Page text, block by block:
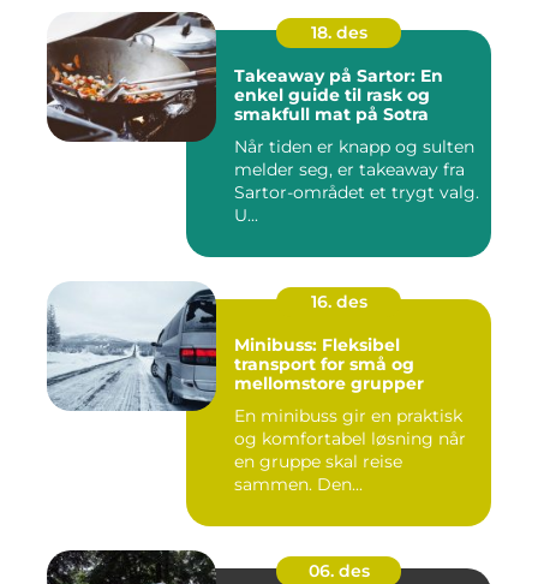
18. des
Takeaway på Sartor: En
enkel guide til rask og
smakfull mat på Sotra
Når tiden er knapp og sulten
melder seg, er takeaway fra
Sartor-området et trygt valg.
U...
16. des
Minibuss: Fleksibel
transport for små og
mellomstore grupper
En minibuss gir en praktisk
og komfortabel løsning når
en gruppe skal reise
sammen. Den...
06. des